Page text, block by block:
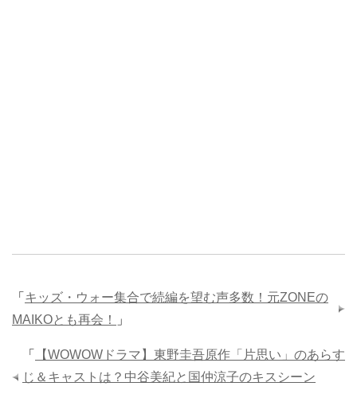
「 キッズ・ウォー集合で続編を望む声多数！元ZONEの
MAIKOとも再会！
」
「
【WOWOWドラマ】東野圭吾原作「片思い」のあらす
じ＆キャストは？中谷美紀と国仲涼子のキスシーン